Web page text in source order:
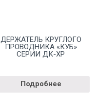
ДЕРЖАТЕЛЬ КРУГЛОГО
ПРОВОДНИКА «КУБ»
СЕРИИ ДК-ХР
Подробнее